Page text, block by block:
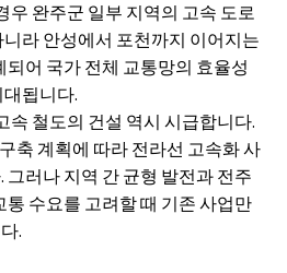
우 완주군 일부 지역의 고속 도로
라 안성에서 포천까지 이어지는
되어 국가 전체 교통망의 효율성
됩니다.
속 철도의 건설 역시 시급합니다.
축 계획에 따라 전라선 고속화 사
러나 지역 간 균형 발전과 전주
수요를 고려할 때 기존 사업만
.